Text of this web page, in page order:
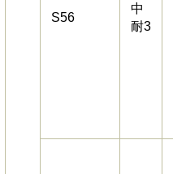
S56
中
耐3